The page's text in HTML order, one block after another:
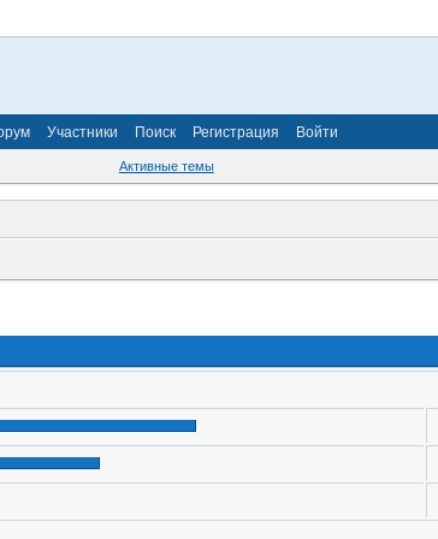
Участники Поиск Регистрация Войти
Активные темы